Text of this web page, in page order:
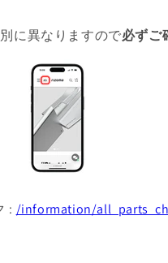
に異なりますので必ずご
: /information/